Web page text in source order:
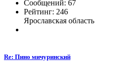
Сообщений: 67
Рейтинг: 246
Ярославская область
Re: Пино мичуринский